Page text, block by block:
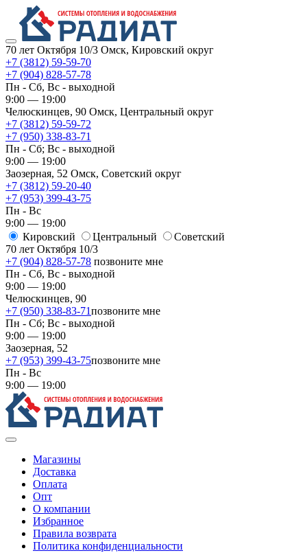
70 лет Октября 10/3 Омск, Кировский округ
+7 (3812) 59-59-70
+7 (904) 828-57-78
Пн - Сб, Вс - выходной
9:00 — 19:00
Челюскинцев, 90 Омск, ​Центральный округ
+7 (3812) 59-59-72
+7 (950) 338-83-71
Пн - Сб; Вс - выходной
9:00 — 19:00
Заозерная, 52 Омск, ​Советский округ
+7 (3812) 59-20-40
+7 (953) 399-43-75
Пн - Вс
9:00 — 19:00
Кировский
​Центральный
​Советский
70 лет Октября 10/3
+7 (904) 828-57-78 позвоните мне
Пн - Сб, Вс - выходной
9:00 — 19:00
Челюскинцев, 90
+7 (950) 338-83-71позвоните мне
Пн - Сб; Вс - выходной
9:00 — 19:00
Заозерная, 52
+7 (953) 399-43-75позвоните мне
Пн - Вс
9:00 — 19:00
Магазины
Доставка
Оплата
Опт
О компании
Избранное
Правила возврата
Политика конфиденциальности